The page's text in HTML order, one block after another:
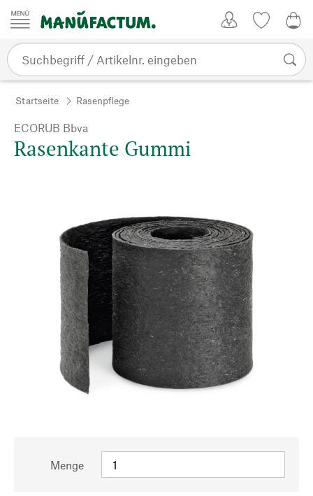
Zum Inhalt springen
Startseite Rasenpflege
ECORUB Bbva
Rasenkante Gummi
Menge